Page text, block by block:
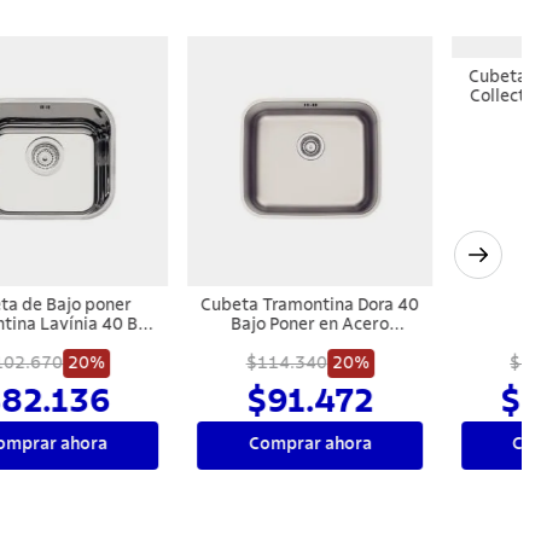
Cubeta Tramontina Isis 2C
34-28 BS de Acero
Instalación Bajo Cubierta o
Sobre Cubierta 69x40 cm
$183.340
$146.672
Comprar ahora
Cubeta Bajo Poner
Tramontina Isis 2C 34 BL en
77x45 cm
$211.000
$168.800
Comprar ahora